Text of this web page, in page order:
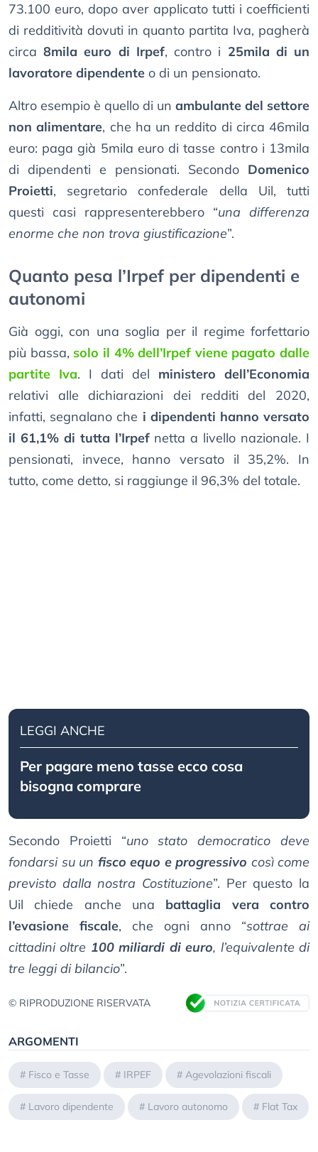
73.100 euro, dopo aver applicato tutti i coefficienti
di redditività dovuti in quanto partita Iva, pagherà
circa8mila euro di Irpef, contro i 25mila di un
lavoratore dipendente o di un pensionato.
Altro esempio è quello di un ambulante del settore
non alimentare, che ha un reddito di circa 46mila
euro: paga già 5mila euro di tasse contro i 13mila
di dipendenti e pensionati. Secondo Domenico
Proietti, segretario confederale della Uil, tutti
questi casi rappresenterebbero “una differenza
enorme che non trova giustificazione”.
Quanto pesa l’Irpef per dipendenti e
autonomi
Già oggi, con una soglia per il regime forfettario
più bassa, solo il 4% dell’Irpef viene pagato dalle
partite Iva. I dati del ministero dell’Economia
relativi alle dichiarazioni dei redditi del 2020,
infatti, segnalano che i dipendenti hanno versato
il 61,1% di tutta l’Irpefnetta a livello nazionale. I
pensionati, invece, hanno versato il 35,2%. In
tutto, come detto, si raggiunge il 96,3% del totale.
LEGGI ANCHE
Per pagare meno tasse ecco cosa
bisogna comprare
Secondo Proietti “uno stato democratico deve
fondarsi su un fisco equo e progressivo così come
previsto dalla nostra Costituzione”. Per questo la
Uil chiede anche una battaglia vera contro
l’evasione fiscale, che ogni anno “sottrae ai
cittadini oltre 100 miliardi di euro, l’equivalente di
tre leggi di bilancio”.
© RIPRODUZIONE RISERVATA
ARGOMENTI
# Fisco e Tasse # IRPEF # Agevolazioni fiscali
# Lavoro dipendente # Lavoro autonomo # Flat Tax